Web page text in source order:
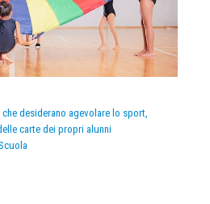
desiderano agevolare lo sport,
carte dei propri alunni